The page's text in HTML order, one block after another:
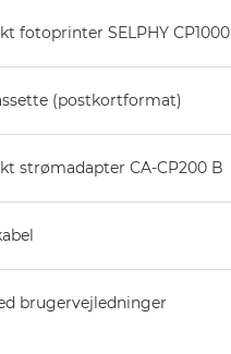
fotoprinter SELPHY CP1000
(postkortformat)
strømadapter CA-CP200 B
brugervejledninger